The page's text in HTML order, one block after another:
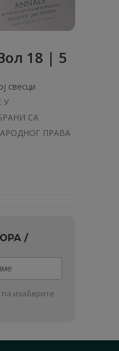
18 | 5
свесци
У
СА
ПРАВА
/
изаберите